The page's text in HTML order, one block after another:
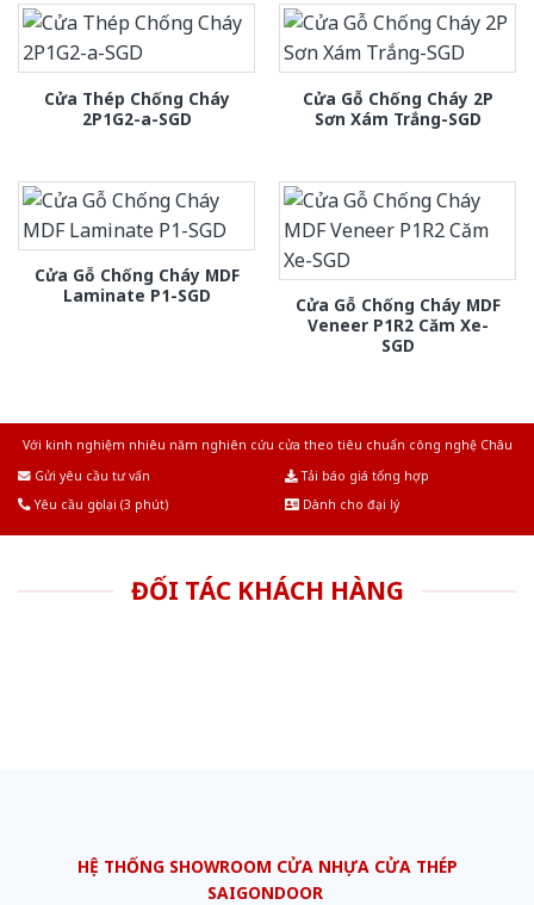
Cửa Thép Chống Cháy
2P1G2-a-SGD
Cửa Gỗ Chống Cháy 2P
Sơn Xám Trắng-SGD
Cửa Gỗ Chống Cháy MDF
Laminate P1-SGD
Cửa Gỗ Chống Cháy MDF
Veneer P1R2 Căm Xe-
SGD
Với kinh nghiệm nhiêu năm nghiên cứu cửa theo tiêu chuẩn công nghệ Châu
Gửi yêu cầu tư vấn
Tải báo giá tổng hợp
Yêu cầu gọi lại (3 phút)
Dành cho đại lý
ĐỐI TÁC KHÁCH HÀNG
HỆ THỐNG SHOWROOM CỬA NHỰA CỬA THÉP
SAIGONDOOR